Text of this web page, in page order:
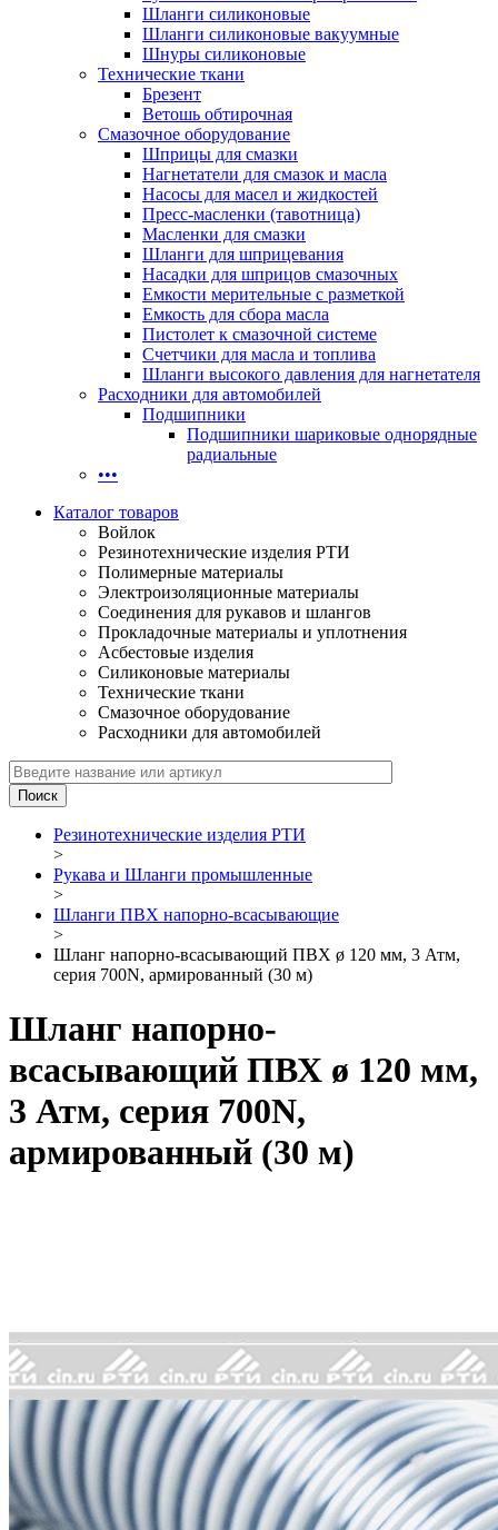
Шланги силиконовые
Шланги силиконовые вакуумные
Шнуры силиконовые
Технические ткани
Брезент
Ветошь обтирочная
Смазочное оборудование
Шприцы для смазки
Нагнетатели для смазок и масла
Насосы для масел и жидкостей
Пресс-масленки (тавотница)
Масленки для смазки
Шланги для шприцевания
Насадки для шприцов смазочных
Емкости мерительные с разметкой
Емкость для сбора масла
Пистолет к смазочной системе
Счетчики для масла и топлива
Шланги высокого давления для нагнетателя
Расходники для автомобилей
Подшипники
Подшипники шариковые однорядные
радиальные
•••
Каталог товаров
Войлок
Резинотехнические изделия РТИ
Полимерные материалы
Электроизоляционные материалы
Соединения для рукавов и шлангов
Прокладочные материалы и уплотнения
Асбестовые изделия
Силиконовые материалы
Технические ткани
Смазочное оборудование
Расходники для автомобилей
Резинотехнические изделия РТИ
>
Рукава и Шланги промышленные
>
Шланги ПВХ напорно-всасывающие
>
Шланг напорно-всасывающий ПВХ ø 120 мм, 3 Атм,
серия 700N, армированный (30 м)
Шланг напорно-
всасывающий ПВХ ø 120 мм,
3 Атм, серия 700N,
армированный (30 м)